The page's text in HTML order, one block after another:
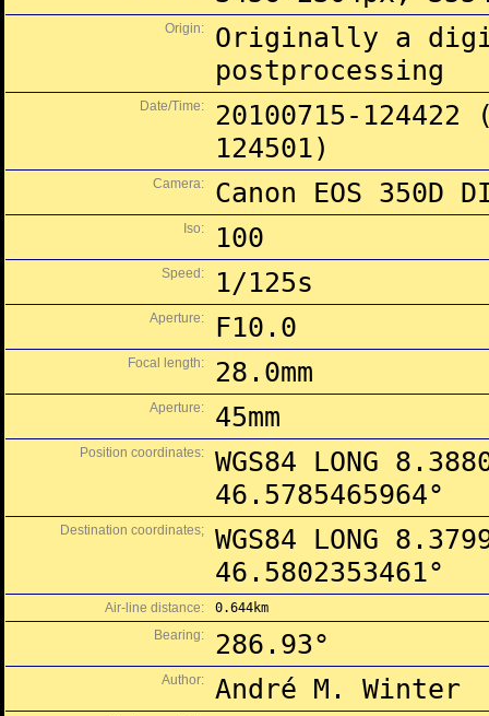
Origin:
Originally a
postprocessing
Date/Time:
20100715-
124501)
Camera: Canon EOS 350D
Iso: 100
Speed: 1/125s
Aperture: F10.0
Focal length: 28.0mm
Aperture: 45mm
Position coordinates:
WGS84 LONG
46.5785465964°
Destination coordinates;
WGS84 LONG
46.5802353461°
Air-line distance:
0.644km
Bearing:
286.93°
Author: André M. Winter